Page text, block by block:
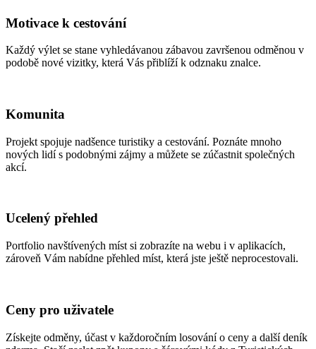
Motivace k cestování
Každý výlet se stane vyhledávanou zábavou završenou odměnou v
podobě nové vizitky, která Vás přiblíží k odznaku znalce.
Komunita
Projekt spojuje nadšence turistiky a cestování. Poznáte mnoho
nových lidí s podobnými zájmy a můžete se zúčastnit společných
akcí.
Ucelený přehled
Portfolio navštívených míst si zobrazíte na webu i v aplikacích,
zároveň Vám nabídne přehled míst, která jste ještě neprocestovali.
Ceny pro uživatele
Získejte odměny, účast v každoročním losování o ceny a další deník